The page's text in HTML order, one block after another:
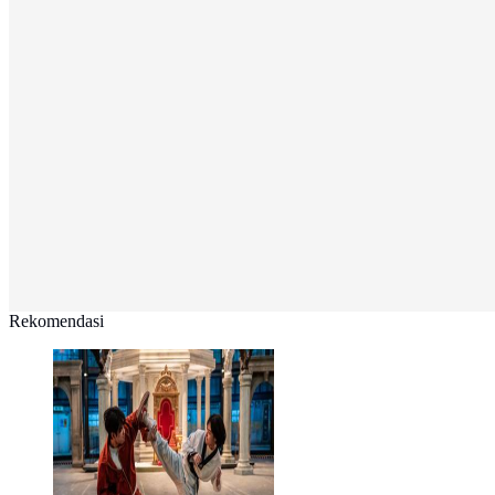
Rekomendasi